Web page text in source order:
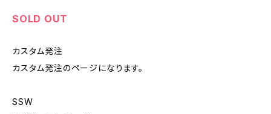
SOLD OUT
カスタム発注
カスタム発注のページになります。
SSW